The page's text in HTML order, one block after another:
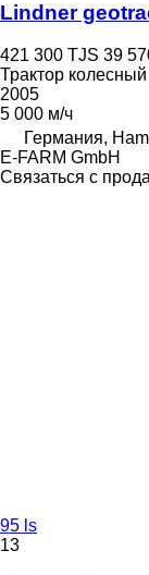
Lindner
421 300 TJS 39
Трактор колесный
2005
5 000 м/ч
Германия,
E-FARM GmbH
Связаться с
95 ls
13